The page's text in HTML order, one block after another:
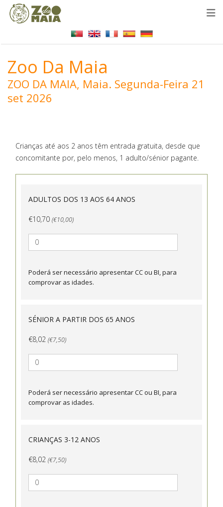
Zoo Da Maia
ZOO DA MAIA, Maia. Segunda-Feira 21
set 2026
Crianças até aos 2 anos têm entrada gratuita, desde que
concomitante por, pelo menos, 1 adulto/sénior pagante.
ADULTOS DOS 13 AOS 64 ANOS
€10,70 (€10,00)
Poderá ser necessário apresentar CC ou BI, para
comprovar as idades.
SÉNIOR A PARTIR DOS 65 ANOS
€8,02 (€7,50)
Poderá ser necessário apresentar CC ou BI, para
comprovar as idades.
CRIANÇAS 3-12 ANOS
€8,02 (€7,50)